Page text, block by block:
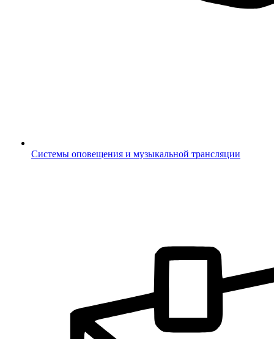
Системы оповещения и музыкальной трансляции